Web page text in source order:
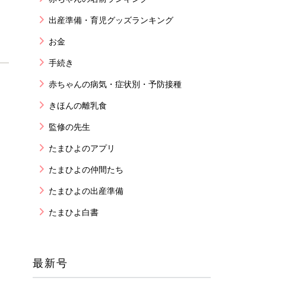
出産準備・育児グッズランキング
お金
手続き
赤ちゃんの病気・症状別・予防接種
きほんの離乳食
監修の先生
たまひよのアプリ
たまひよの仲間たち
たまひよの出産準備
たまひよ白書
最新号